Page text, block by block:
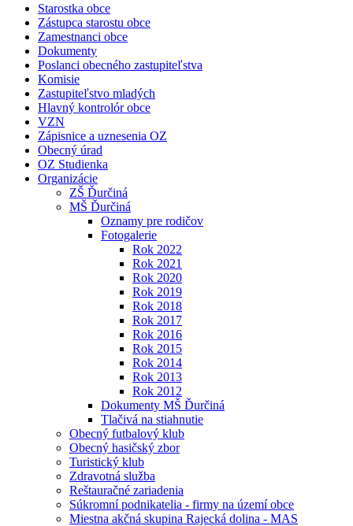
Starostka obce
Zástupca starostu obce
Zamestnanci obce
Dokumenty
Poslanci obecného zastupiteľstva
Komisie
Zastupiteľstvo mladých
Hlavný kontrolór obce
VZN
Zápisnice a uznesenia OZ
Obecný úrad
OZ Studienka
Organizácie
ZŠ Ďurčiná
MŠ Ďurčiná
Oznamy pre rodičov
Fotogalerie
Rok 2022
Rok 2021
Rok 2020
Rok 2019
Rok 2018
Rok 2017
Rok 2016
Rok 2015
Rok 2014
Rok 2013
Rok 2012
Dokumenty MŠ Ďurčiná
Tlačivá na stiahnutie
Obecný futbalový klub
Obecný hasičský zbor
Turistický klub
Zdravotná služba
Reštauračné zariadenia
Súkromní podnikatelia - firmy na území obce
Miestna akčná skupina Rajecká dolina - MAS